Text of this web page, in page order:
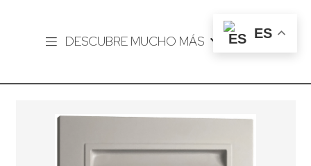
DESCUBRE MUCHO MÁS ES